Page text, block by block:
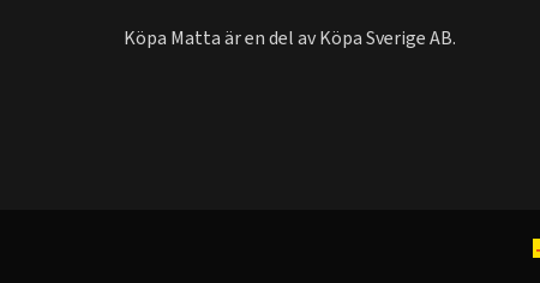
Köpa Matta är en del avKöpa Sverige AB.